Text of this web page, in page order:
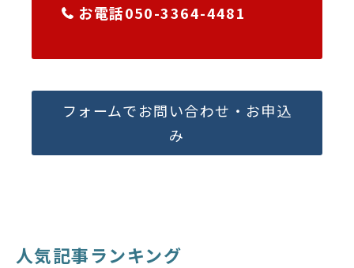
お電話050-3364-4481
フォームでお問い合わせ・お申込
み
人気記事ランキング